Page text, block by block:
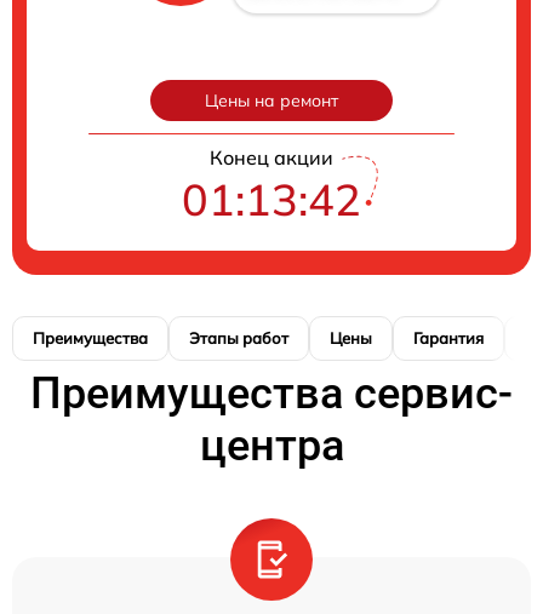
Цены на ремонт
Конец акции
01:13:41
Преимущества Этапы работ Цены Гарантия
Преимущества сервис-
центра